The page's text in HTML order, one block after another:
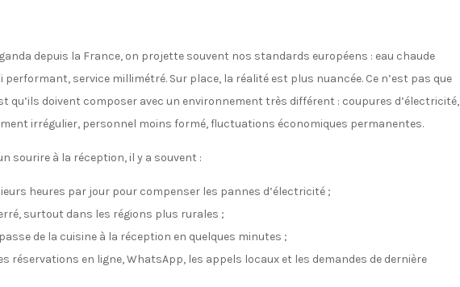
depuis la France, on projette souvent nos standards européens : eau chaude
service millimétré. Sur place, la réalité est plus nuancée. Ce n’est pas que
qu’ils doivent composer avec un environnement très différent : coupures d’électricité,
irrégulier, personnel moins formé, fluctuations économiques permanentes.
sourire à la réception, il y a souvent :
heures par jour pour compenser les pannes d’électricité ;
surtout dans les régions plus rurales ;
de la cuisine à la réception en quelques minutes ;
réservations en ligne, WhatsApp, les appels locaux et les demandes de dernière